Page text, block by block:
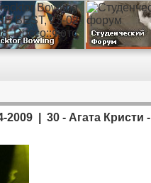
| 30 - Агата Кристи -